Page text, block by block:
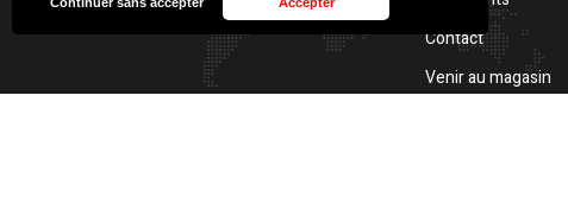
92600 Asnières sur Seine
Contact
Venir au magasin